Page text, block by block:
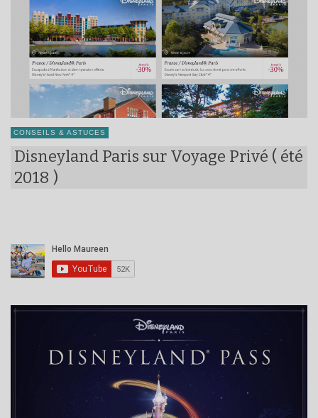
CONSEILS & ASTUCES
Disneyland Paris sur Voyage Privé ( été
2018 )